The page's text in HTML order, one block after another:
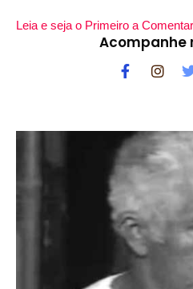
Leia e seja o Primeiro a Comentar
Acompanhe